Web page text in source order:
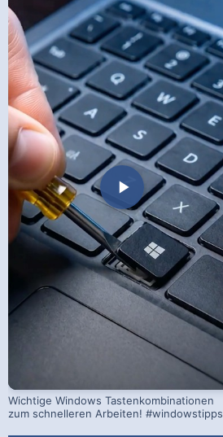
Wichtige Windows Tastenkombinationen
zum schnelleren Arbeiten! #windowstipps